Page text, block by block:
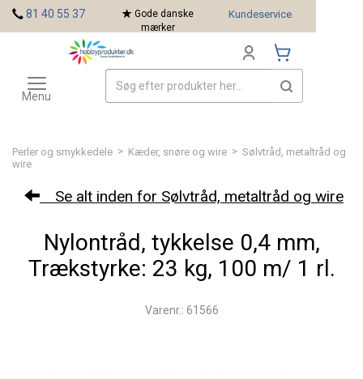
Perler og smykkedele > Kæder, snøre og wire > Sølvtråd, metaltråd og
wire
Se alt inden for Sølvtråd, metaltråd og wire
Nylontråd, tykkelse 0,4 mm,
Trækstyrke: 23 kg, 100 m/ 1 rl.
Varenr.: 61566
81 40 55 37
Gode danske
mærker
Kundeservice
Toggle
navigation
Menu
Mærker